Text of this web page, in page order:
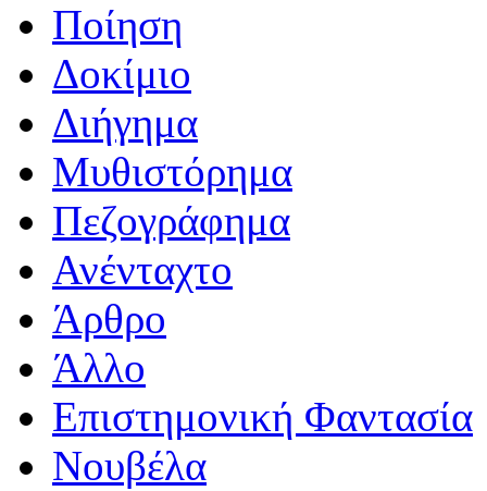
Ποίηση
Δοκίμιο
Διήγημα
Μυθιστόρημα
Πεζογράφημα
Ανένταχτο
Άρθρο
Άλλο
Επιστημονική Φαντασία
Νουβέλα